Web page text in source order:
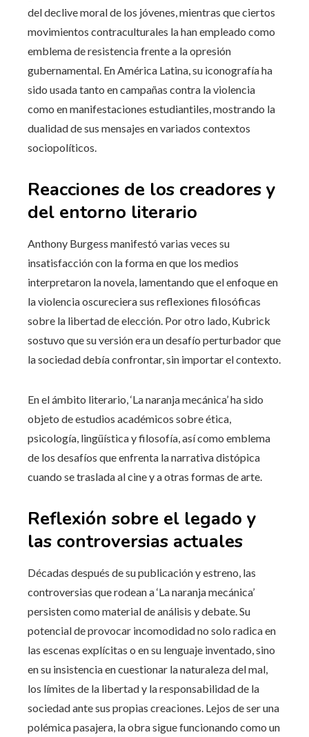
del declive moral de los jóvenes, mientras que ciertos
movimientos contraculturales la han empleado como
emblema de resistencia frente a la opresión
gubernamental. En América Latina, su iconografía ha
sido usada tanto en campañas contra la violencia
como en manifestaciones estudiantiles, mostrando la
dualidad de sus mensajes en variados contextos
sociopolíticos.
Reacciones de los creadores y
del entorno literario
Anthony Burgess manifestó varias veces su
insatisfacción con la forma en que los medios
interpretaron la novela, lamentando que el enfoque en
la violencia oscureciera sus reflexiones filosóficas
sobre la libertad de elección. Por otro lado, Kubrick
sostuvo que su versión era un desafío perturbador que
la sociedad debía confrontar, sin importar el contexto.
En el ámbito literario, ‘La naranja mecánica’ ha sido
objeto de estudios académicos sobre ética,
psicología, lingüística y filosofía, así como emblema
de los desafíos que enfrenta la narrativa distópica
cuando se traslada al cine y a otras formas de arte.
Reflexión sobre el legado y
las controversias actuales
Décadas después de su publicación y estreno, las
controversias que rodean a ‘La naranja mecánica’
persisten como material de análisis y debate. Su
potencial de provocar incomodidad no solo radica en
las escenas explícitas o en su lenguaje inventado, sino
en su insistencia en cuestionar la naturaleza del mal,
los límites de la libertad y la responsabilidad de la
sociedad ante sus propias creaciones. Lejos de ser una
polémica pasajera, la obra sigue funcionando como un